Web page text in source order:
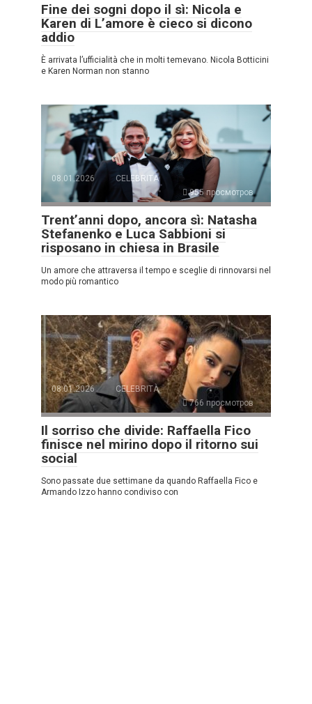
Fine dei sogni dopo il sì: Nicola e
Karen di L’amore è cieco si dicono
addio
È arrivata l’ufficialità che in molti temevano. Nicola Botticini
e Karen Norman non stanno
08.01.2026
CELEBRITÀ
955 просмотров
Trent’anni dopo, ancora sì: Natasha
Stefanenko e Luca Sabbioni si
risposano in chiesa in Brasile
Un amore che attraversa il tempo e sceglie di rinnovarsi nel
modo più romantico
08.01.2026
CELEBRITÀ
766 просмотров
Il sorriso che divide: Raffaella Fico
finisce nel mirino dopo il ritorno sui
social
Sono passate due settimane da quando Raffaella Fico e
Armando Izzo hanno condiviso con